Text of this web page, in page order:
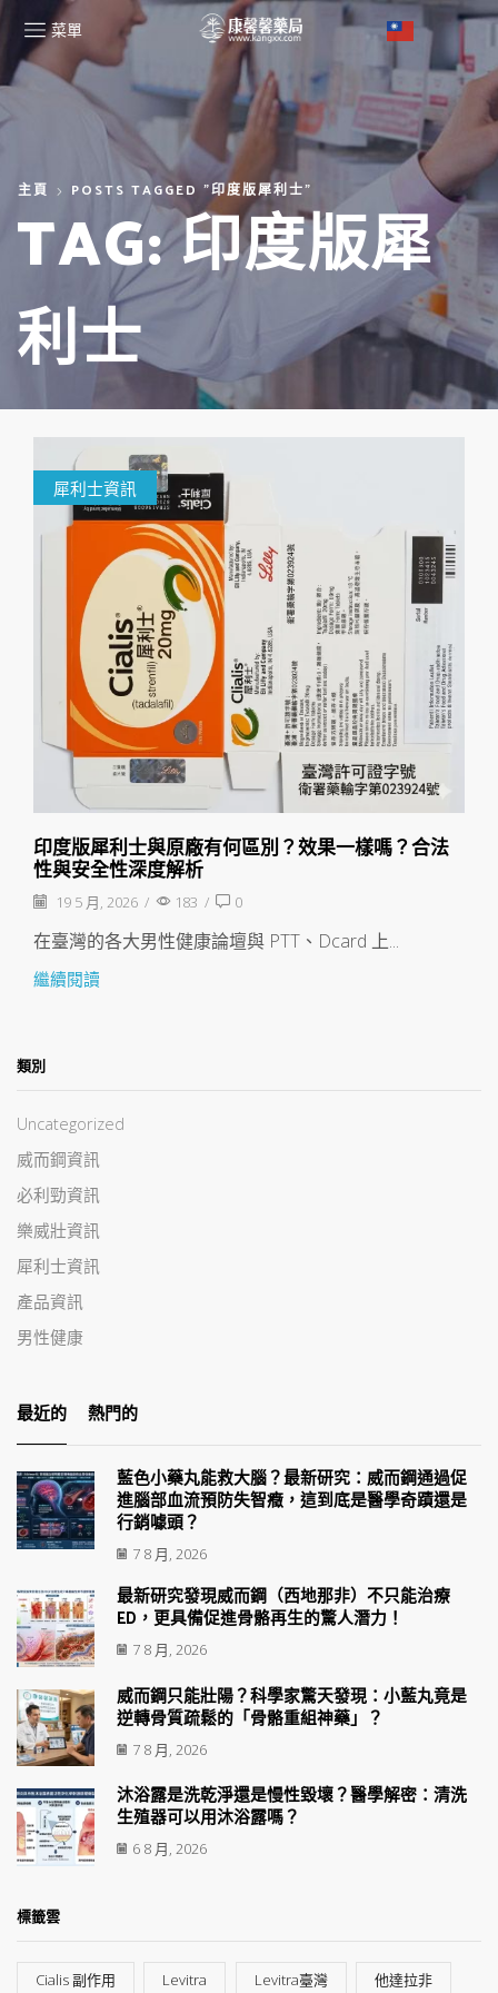
菜單
主頁 POSTS TAGGED "印度版犀利士"
TAG: 印度版犀
利士
犀利士資訊
印度版犀利士與原廠有何區別？效果一樣嗎？合法
性與安全性深度解析
19 5 月, 2026 / 183 / 0
在臺灣的各大男性健康論壇與 PTT、Dcard 上...
繼續閱讀
類別
Uncategorized
威而鋼資訊
必利勁資訊
樂威壯資訊
犀利士資訊
產品資訊
男性健康
最近的 熱門的
藍色小藥丸能救大腦？最新研究：威而鋼通過促
進腦部血流預防失智癥，這到底是醫學奇蹟還是
行銷噱頭？
7 8 月, 2026
最新研究發現威而鋼（西地那非）不只能治療
ED，更具備促進骨骼再生的驚人潛力！
7 8 月, 2026
威而鋼只能壯陽？科學家驚天發現：小藍丸竟是
逆轉骨質疏鬆的「骨骼重組神藥」？
7 8 月, 2026
沐浴露是洗乾淨還是慢性毀壞？醫學解密：清洗
生殖器可以用沐浴露嗎？
6 8 月, 2026
標籤雲
Cialis 副作用 Levitra Levitra臺灣 他達拉非